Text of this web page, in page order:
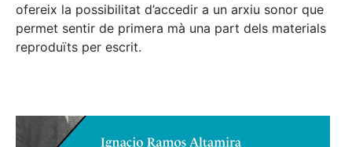
ofereix la possibilitat d’accedir a un arxiu sonor que
permet sentir de primera mà una part dels materials
reproduïts per escrit.